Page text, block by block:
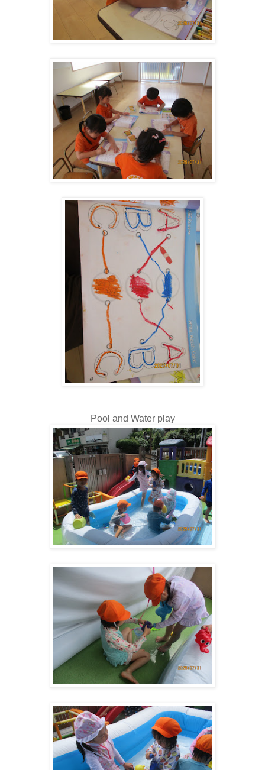
Pool and Water play